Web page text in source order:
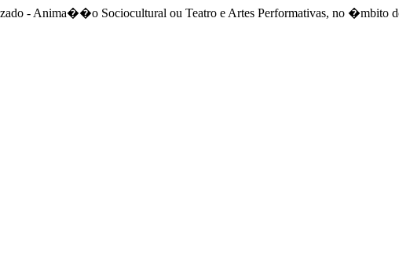
- Anima��o Sociocultural ou Teatro e Artes Performativas, no